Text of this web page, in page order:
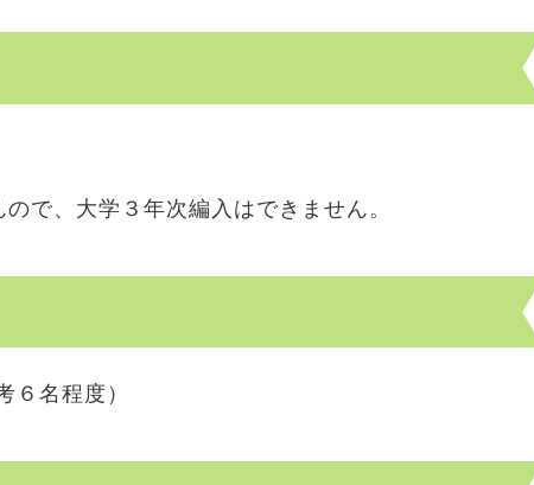
で、大学３年次編入はできません。
６名程度）